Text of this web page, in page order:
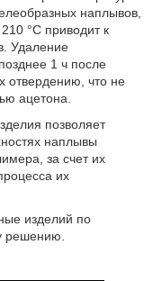
наплывов,
°С приводит к
Удаление
1 ч после
отвердению, что не
ацетона.
позволяет
наплывы
за счет их
их
изделий по
решению.